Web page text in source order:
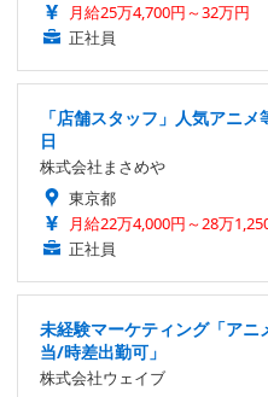
月給25万4,700円～32万円
正社員
「店舗スタッフ」人気アニ
日
株式会社まさめや
東京都
月給22万4,000円～28万
正社員
未経験マーケティング「ア
当/時差出勤可」
株式会社ウェイブ